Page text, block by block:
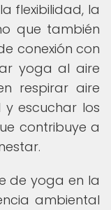
flexibilidad, la
que también
conexión con
yoga al aire
respirar aire
y escuchar los
contribuye a
de yoga en la
ambiental